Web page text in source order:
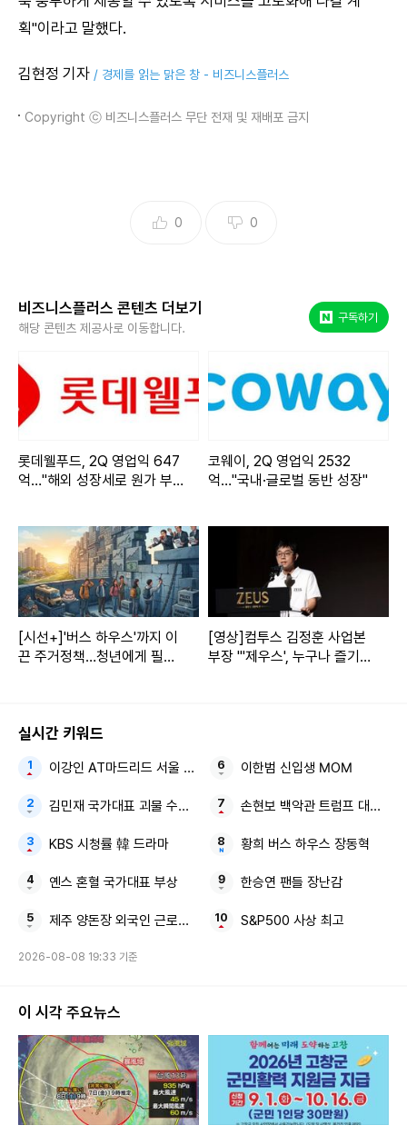
획"이라고 말했다.
김현정 기자 / 경제를 읽는 맑은 창 - 비즈니스플러스
Copyright ⓒ 비즈니스플러스 무단 전재 및 재배포 금지
0 0
비즈니스플러스 콘텐츠 더보기
해당 콘텐츠 제공사로 이동합니다.
구독하기
롯데웰푸드, 2Q 영업익 647
억…"해외 성장세로 원가 부
코웨이, 2Q 영업익 2532
억…"국내·글로벌 동반 성장"
[시선+]'버스 하우스'까지 이
끈 주거정책…청년에게 필요
[영상]컴투스 김정훈 사업본
부장 "'제우스', 누구나 즐기는
실시간 키워드
이강인 AT마드리드 서울 3대
김민재 국가대표 괴물 수비수 남아공전 졸전
KBS 시청률 韓 드라마
옌스 혼혈 국가대표 부상
제주 양돈장 외국인 근로자 질식해 숨져
이한범 신입생 MOM
손현보 백악관 트럼프 대통령
황희 버스 하우스 장동혁
한승연 팬들 장난감
S&P500 사상 최고
2026-08-08 19:33 기준
이 시각 주요뉴스